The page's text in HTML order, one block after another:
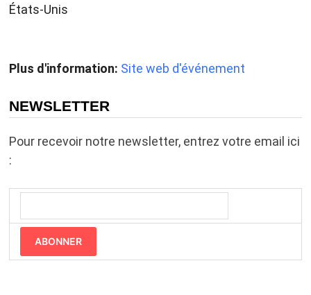
États-Unis
Plus d'information: Site web d'événement
NEWSLETTER
Pour recevoir notre newsletter, entrez votre email ici
:
ABONNER